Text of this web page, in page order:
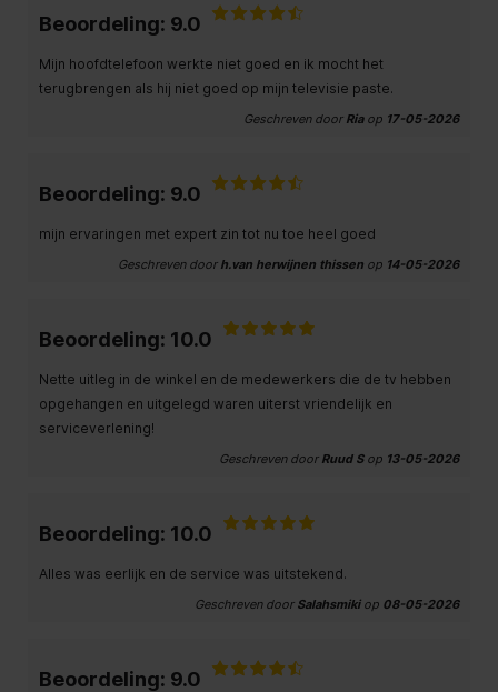
Beoordeling: 9.0
Mijn hoofdtelefoon werkte niet goed en ik mocht het
terugbrengen als hij niet goed op mijn televisie paste.
Geschreven door Riaop 17-05-2026
Beoordeling: 9.0
mijn ervaringen met expert zin tot nu toe heel goed
Geschreven door h.van herwijnen thissen op 14-05-2026
Beoordeling: 10.0
Nette uitleg in de winkel en de medewerkers die de tv hebben
opgehangen en uitgelegd waren uiterst vriendelijk en
serviceverlening!
Geschreven door Ruud Sop 13-05-2026
Beoordeling: 10.0
Alles was eerlijk en de service was uitstekend.
Geschreven door Salahsmikiop 08-05-2026
Beoordeling: 9.0